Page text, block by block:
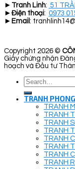
► Tranh Linh: 51
► Điện thoại: 0973
► Email :
Copyright 2026 ©
Giấy chứng nhận
hoạch và Đầu tư
Search
for:
TRANH
TRANH
TRANH
TRANH
TRANH
TRANH
TRANH
TRANH
TRANH